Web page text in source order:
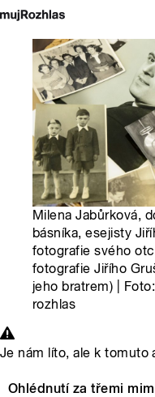
Milena Jabůrková,
básníka, esejisty
fotografie svého
fotografie Jiřího
jeho bratrem) | Foto:
rozhlas
Je nám líto, ale k tomuto
Ohlédnutí za třemi